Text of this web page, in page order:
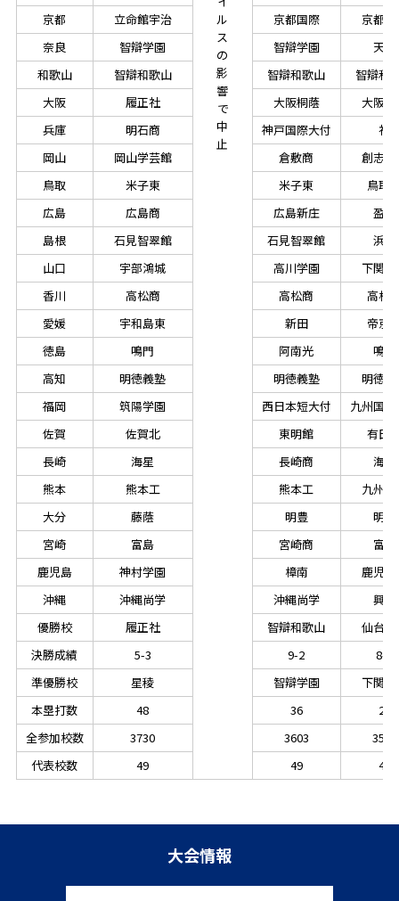
ル
ス
の
影
響
で
中
止
京都
立命館宇治 京都国際
京都
奈良
智辯学園 智辯学園
天理
和歌山
智辯和歌山 智辯和歌山
智辯和
大阪
履正社 大阪桐蔭
大阪
兵庫
明石商 神戸国際大付
社
岡山
岡山学芸館 倉敷商
創志
鳥取
米子東 米子東
鳥取
広島
広島商 広島新庄
盈進
島根
石見智翠館 石見智翠館
浜田
山口
宇部鴻城 高川学園
下関
香川
高松商 高松商
高松
愛媛
宇和島東 新田
帝京
徳島
鳴門 阿南光
鳴門
高知
明徳義塾 明徳義塾
明徳
福岡
筑陽学園 西日本短大付
九州国
佐賀
佐賀北 東明館
有田
長崎
海星 長崎商
海星
熊本
熊本工 熊本工
九州
大分
藤蔭 明豊
明豊
宮崎
富島 宮崎商
富島
鹿児島
神村学園 樟南
鹿児
沖縄
沖縄尚学 沖縄尚学
興南
優勝校
履正社 智辯和歌山
仙台
決勝成績
5-3 9-2
8-1
準優勝校
星稜 智辯学園
下関
本塁打数
48 36
28
全参加校数
3730 3603
3547
代表校数
49 49 49
大会情報